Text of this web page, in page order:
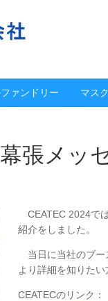
ァンドリー マス
張メッ
CEATEC 2024で
紹介をしました。
当日に当社のブー
より詳細を知りたい
CEATECのリンク：